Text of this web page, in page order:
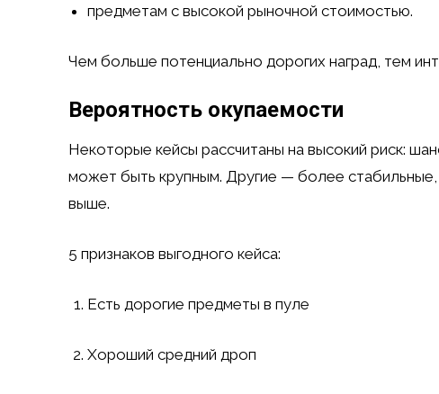
предметам с высокой рыночной стоимостью.
Чем больше потенциально дорогих наград, тем
Вероятность окупаемости
Некоторые кейсы рассчитаны на высокий риск:
может быть крупным. Другие — более
выше.
5 признаков выгодного кейса:
Есть дорогие предметы в пуле
Хороший средний дроп